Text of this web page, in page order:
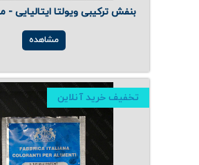
بنفش ترکیبی ویولتا ایتالیایی
مشاهده
تخفیف خرید آنلاین